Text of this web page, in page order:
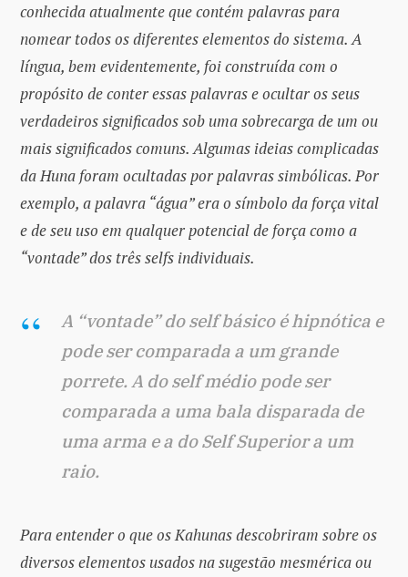
conhecida atualmente que contém palavras para
nomear todos os diferentes elementos do sistema. A
língua, bem evidentemente, foi construída com o
propósito de conter essas palavras e ocultar os seus
verdadeiros significados sob uma sobrecarga de um ou
mais significados comuns. Algumas ideias complicadas
da Huna foram ocultadas por palavras simbólicas. Por
exemplo, a palavra “água” era o símbolo da força vital
e de seu uso em qualquer potencial de força como a
“vontade” dos três selfs individuais.
A “vontade” do self básico é hipnótica e
pode ser comparada a um grande
porrete. A do self médio pode ser
comparada a uma bala disparada de
uma arma e a do Self Superior a um
raio.
Para entender o que os Kahunas descobriram sobre os
diversos elementos usados ​​na sugestão mesmérica ou